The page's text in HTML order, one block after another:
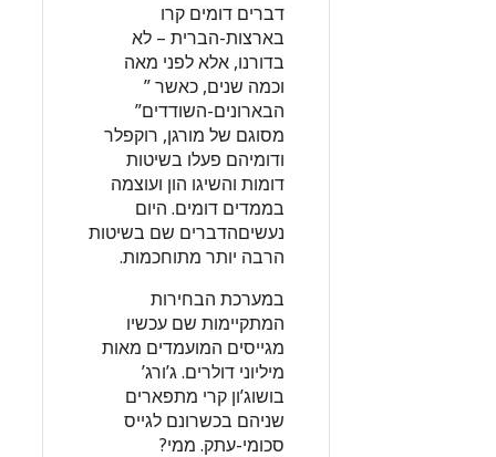
דברים דומים קרו
בארצות-הברית – לא
בדורנו, אלא לפני מאה
וכמה שנים, כאשר ”
הבארונים-השודדים”
מסוגם של מורגן, רוקפלר
ודומיהם פעלו בשיטות
דומות והשיגו הון ועוצמה
בממדים דומים. היום
נעשיםהדברים שם בשיטות
הרבה יותר מתוחכמות.
במערכת הבחירות
המתקיימות שם עכשיו
מגייסים המועמדים מאות
מיליוני דולרים. ג’ורג’
בושוג’ון קרי מתפארים
שניהם בכשרונם לגייס
סכומי-עתק. ממי?